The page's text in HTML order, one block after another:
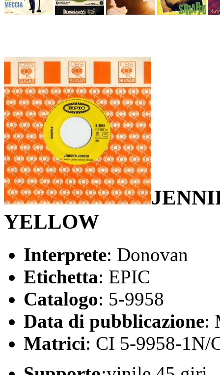
YELLOW
Interprete: Donovan
Etichetta: EPIC
Catalogo: 5-9958
Data di pubblicazione:
Matrici: CI 5-9958-1N/